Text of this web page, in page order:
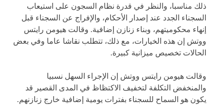
ذلك مناسبا، والنظر في قدرة نظام السجون على استيعاب
السجناء الجدد عند إصدار الأحكام، والإفراج عن السجناء قبل
إنهاء محكوميتهم، وبناء زنازن إضافية. وقالت هيومن رايتس
ووتش إن هذه الخيارات، مع ذلك، تتطلب نقاشا عاما وفي بعض
الحالات تخصيص ميزانية كبيرة.
وقالت هيومن رايتس ووتش إن الإجراء السهل نسبيا
والمنخفض التكلفة لتخفيف الاكتظاظ في المدى القصير قد
يكون هو السماح للسجناء بفترات يومية إضافية خارج زنازنهم.